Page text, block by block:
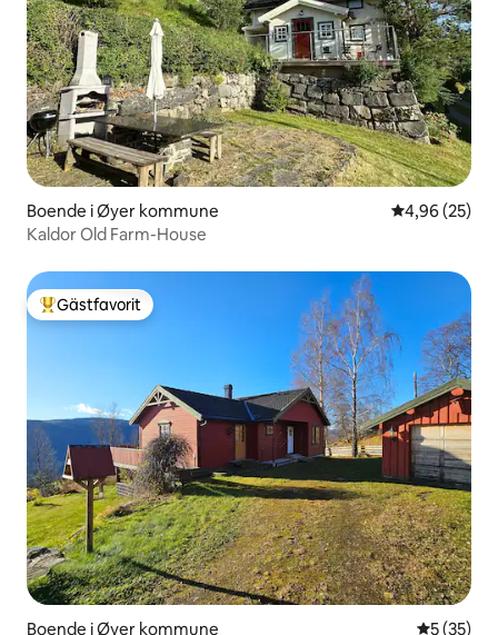
Boende i Øyer kommune 4,96 av 5 i
4,96 (25)
Kaldor Old Farm-House
Populär gästfavorit
Gästfavorit
Boende i Øyer kommune 5 av 5 i
5 (35)